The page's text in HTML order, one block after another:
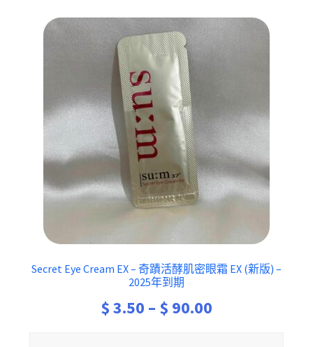
Secret Eye Cream EX – 奇蹟活酵肌密眼霜 EX (新版) –
2025年到期
$3.50 – $ 90.00